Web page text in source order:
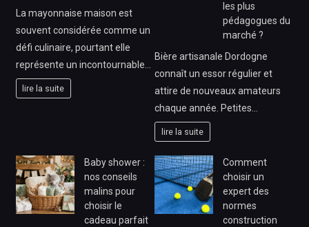
La mayonnaise maison est
souvent considérée comme un
défi culinaire, pourtant elle
représente un incontournable…
lire la suite
les plus
pédagogues du
marché ?
Bière artisanale Dordogne
connaît un essor régulier et
attire de nouveaux amateurs
chaque année. Petites…
lire la suite
Baby shower :
nos conseils
malins pour
choisir le
cadeau parfait
Comment
choisir un
expert des
normes
construction